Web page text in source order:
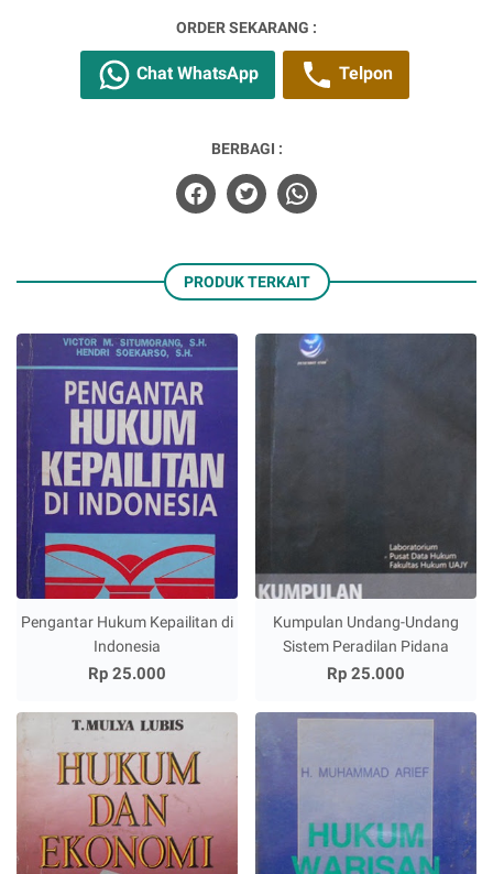
ORDER SEKARANG :
Chat WhatsApp Telpon
BERBAGI :
PRODUK TERKAIT
Pengantar Hukum Kepailitan di
Indonesia
Rp 25.000
Kumpulan Undang-Undang
Sistem Peradilan Pidana
Rp 25.000